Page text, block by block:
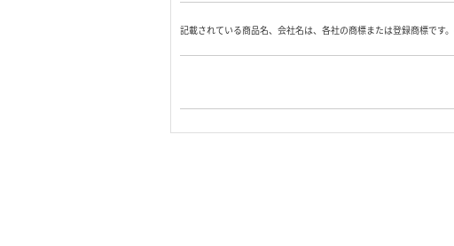
記載されている商品名、会社名は、各社の商標または登録商標です